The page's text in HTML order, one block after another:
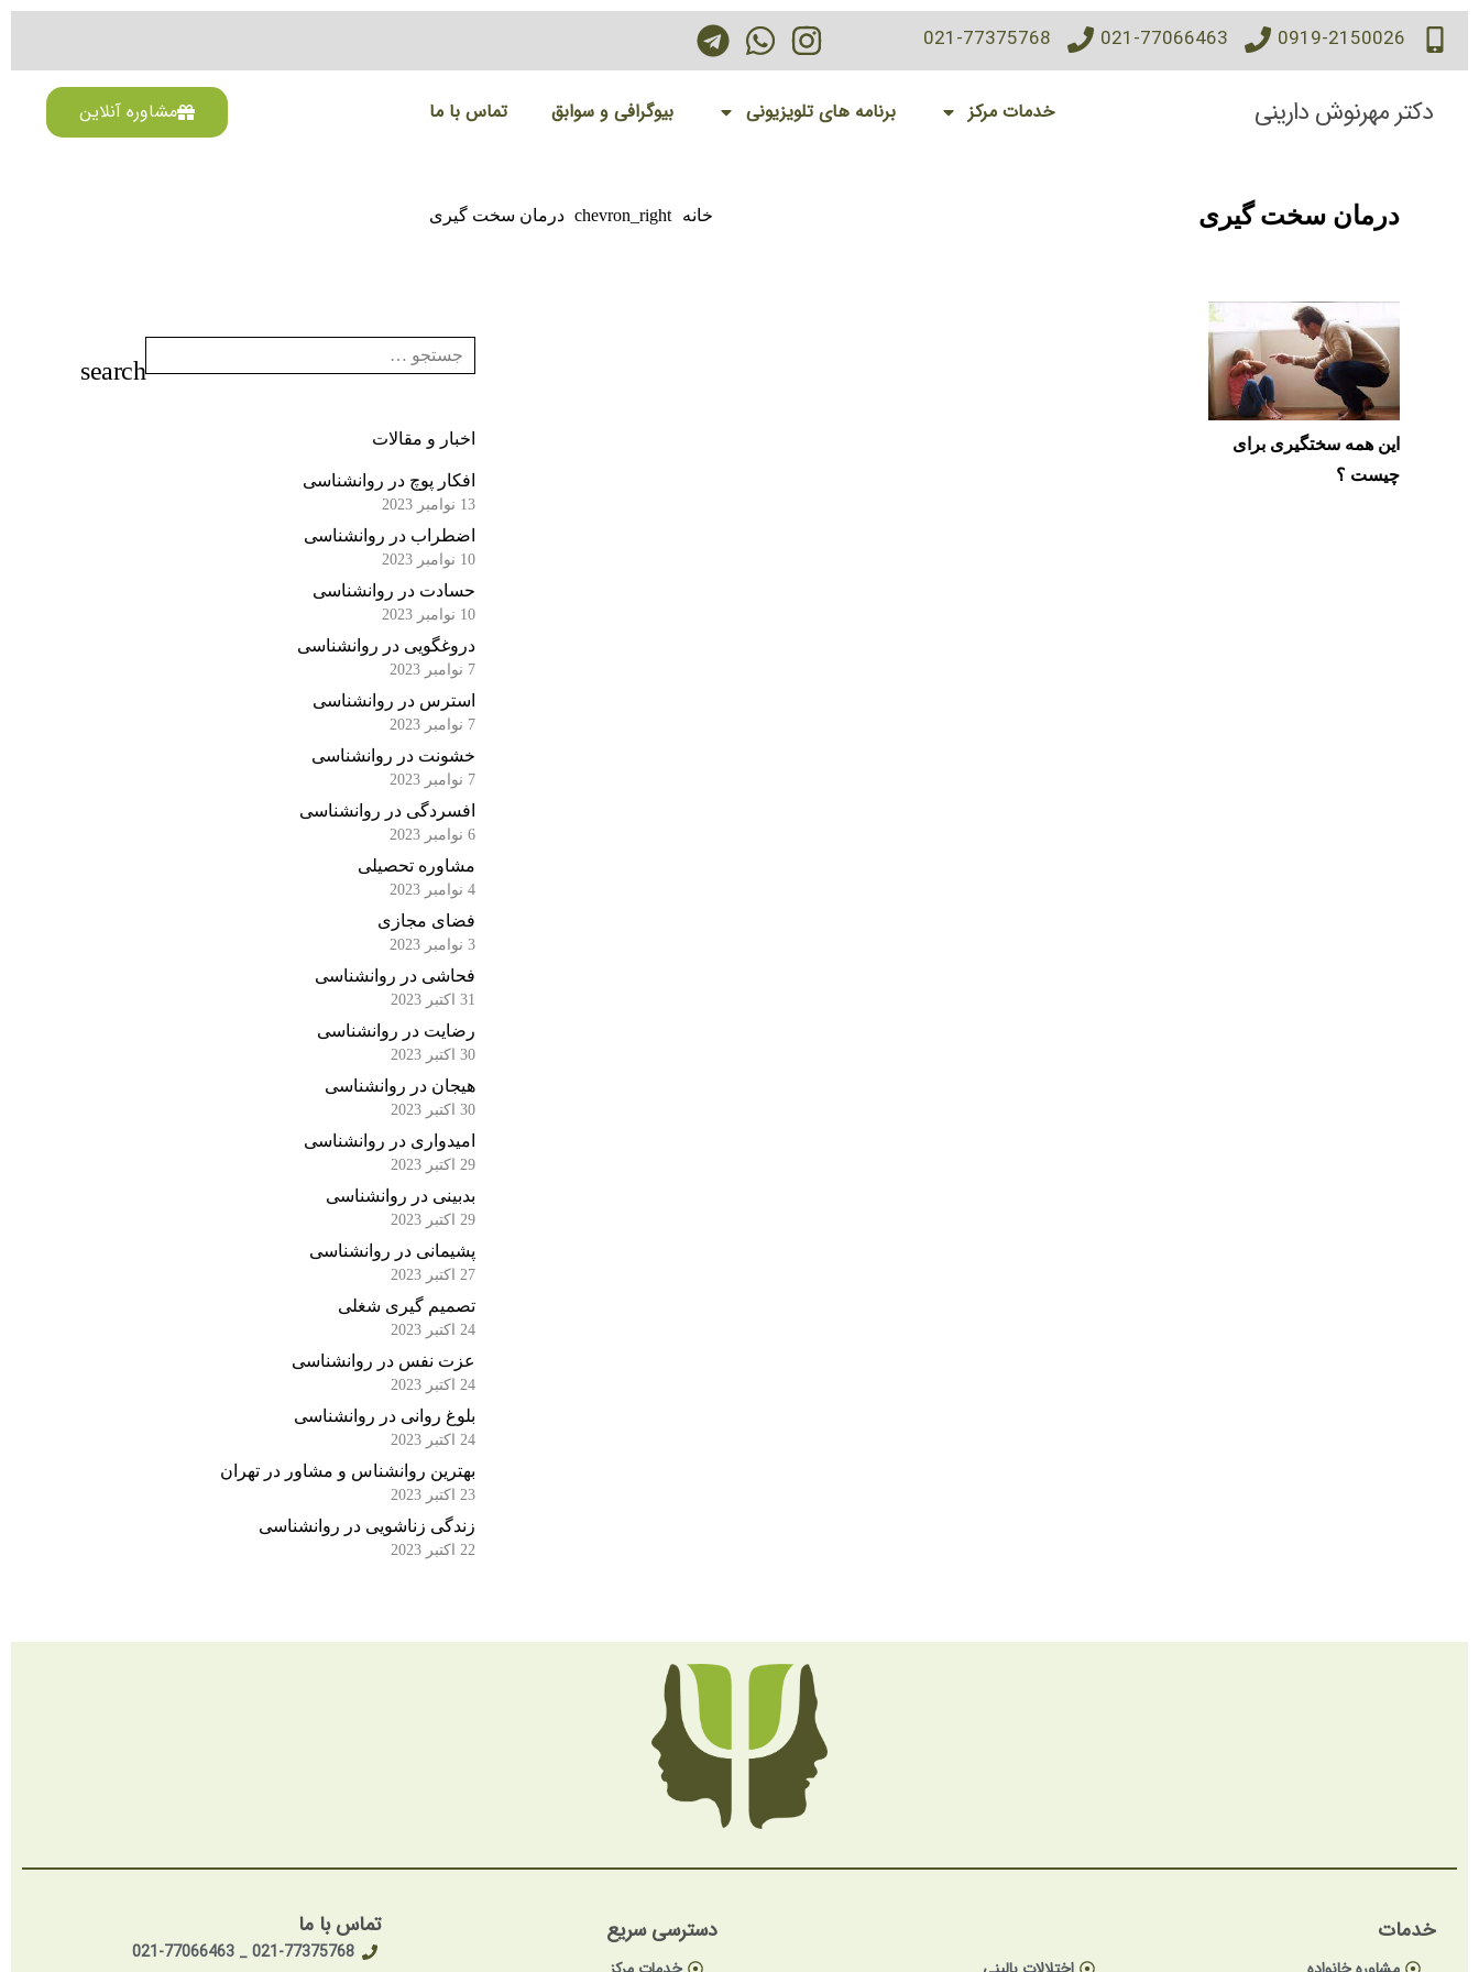
0919-2150026
021-77066463
021-77375768
دکتر مهرنوش دارینی خدمات مرکز برنامه های تلویزیونی بیوگرافی و سوابق تماس با ما مشاوره آنلاین
درمان سخت گیری خانه chevron_right درمان سخت گیری
این همه سختگیری برای
چیست ؟
اخبار و مقالات
افکار پوچ در روانشناسی
13 نوامبر 2023
اضطراب در روانشناسی
10 نوامبر 2023
حسادت در روانشناسی
10 نوامبر 2023
دروغگویی در روانشناسی
7 نوامبر 2023
استرس در روانشناسی
7 نوامبر 2023
خشونت در روانشناسی
7 نوامبر 2023
افسردگی در روانشناسی
6 نوامبر 2023
مشاوره تحصیلی
4 نوامبر 2023
فضای مجازی
3 نوامبر 2023
فحاشی در روانشناسی
31 اکتبر 2023
رضایت در روانشناسی
30 اکتبر 2023
هیجان در روانشناسی
30 اکتبر 2023
امیدواری در روانشناسی
29 اکتبر 2023
بدبینی در روانشناسی
29 اکتبر 2023
پشیمانی در روانشناسی
27 اکتبر 2023
تصمیم گیری شغلی
24 اکتبر 2023
عزت نفس در روانشناسی
24 اکتبر 2023
بلوغ روانی در روانشناسی
24 اکتبر 2023
بهترین روانشناس و مشاور در تهران
23 اکتبر 2023
زندگی زناشویی در روانشناسی
22 اکتبر 2023
خدمات دسترسی سریع تماس با ما
021-77375768 _ 021-77066463